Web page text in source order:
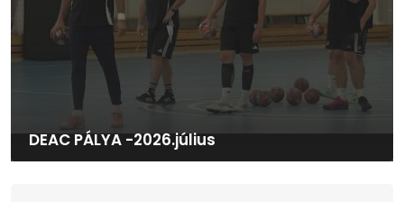
DEAC PÁLYA -2026.július